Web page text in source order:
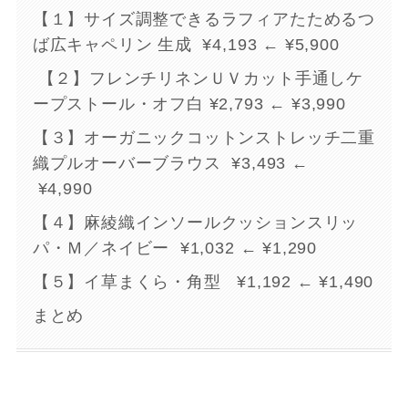
【１】サイズ調整できるラフィアたためるつ
ば広キャペリン 生成 ¥4,193 ← ¥5,900
【２】フレンチリネンＵＶカット手通しケ
ープストール・オフ白 ¥2,793 ← ¥3,990
【３】オーガニックコットンストレッチ二重
織プルオーバーブラウス ¥3,493 ←
¥4,990
【４】麻綾織インソールクッションスリッ
パ・Ｍ／ネイビー ¥1,032 ← ¥1,290
【５】イ草まくら・角型 ¥1,192 ← ¥1,490
まとめ